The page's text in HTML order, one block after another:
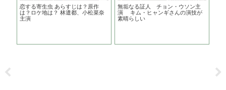
恋する寄生虫 あらすじは？原作
は？ロケ地は？ 林遣都、小松菜奈
主演
無垢なる証人 チョン・ウソン主
演 キム・ヒャンギさんの演技が
素晴らしい